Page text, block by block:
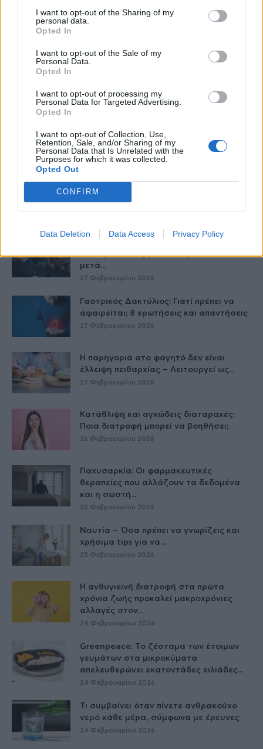
I want to opt-out of the Sharing of my
personal data.
Opted In
I want to opt-out of the Sale of my
Personal Data.
Opted In
I want to opt-out of processing my
Personal Data for Targeted Advertising.
Opted In
I want to opt-out of Collection, Use,
Retention, Sale, and/or Sharing of my
Personal Data that Is Unrelated with the
Purposes for which it was collected.
Opted Out
CONFIRM
Data Deletion Data Access Privacy Policy
Δείτε Ακόμη
μετά...
27 Φεβρουαρίου 2026
Γαστρικός Δακτύλιος: Γιατί πρέπει να
αφαιρείται; 8 ερωτήσεις και απαντήσεις
27 Φεβρουαρίου 2026
Η παρηγοριά στο φαγητό δεν είναι
έλλειψη πειθαρχίας – Λειτουργεί ως...
27 Φεβρουαρίου 2026
Κατάθλιψη και αγχώδεις διαταραχές:
Ποια διατροφή μπορεί να βοηθήσει;
26 Φεβρουαρίου 2026
Παχυσαρκία: Οι φαρμακευτικές
θεραπείες που αλλάζουν τα δεδομένα
και η σωστή...
25 Φεβρουαρίου 2026
Ναυτία – Όσα πρέπει να γνωρίζεις και
χρήσιμα tips για να...
25 Φεβρουαρίου 2026
Η ανθυγιεινή διατροφή στα πρώτα
χρόνια ζωής προκαλεί μακροχρόνιες
αλλαγές στον...
24 Φεβρουαρίου 2026
Greenpeace: Το ζέσταμα των έτοιμων
γευμάτων στα μικροκύματα
απελευθερώνει εκατοντάδες χιλιάδες...
24 Φεβρουαρίου 2026
Τι συμβαίνει όταν πίνετε ανθρακούχο
νερό κάθε μέρα, σύμφωνα με έρευνες
24 Φεβρουαρίου 2026